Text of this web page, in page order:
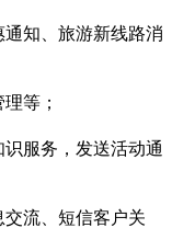
知、旅游新线路消
等；
服务，发送活动通
流、短信客户关